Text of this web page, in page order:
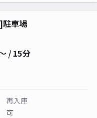
車場
/ 15分
再入庫
可